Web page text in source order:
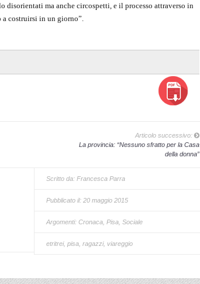
disorientati ma anche circospetti, e il processo attraverso in
costruirsi in un giorno”.
Articolo successivo:
La provincia: “Nessuno sfratto per la Casa
della donna”
Scritto da: Francesca Parra
Pubblicato il: 20 maggio 2015
Argomenti: Cronaca, Pisa, Sociale
etritrei, pisa, ragazzi, viareggio